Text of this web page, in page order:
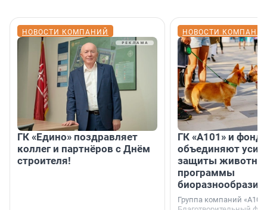
НОВОСТИ КОМПАНИЙ
ГК «Едино» поздравляет
коллег и партнёров с Днём
строителя!
НОВОСТИ
ГК «А101» и фонд
объединяют
защиты
программы
биоразнообразия
Группа компаний